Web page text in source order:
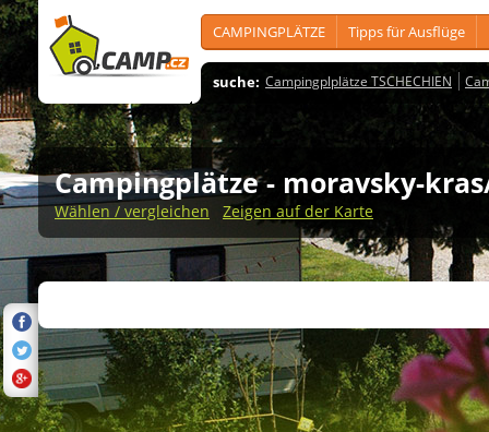
CAMPINGPLÄTZE Tipps für Ausflüge
suche: Campingplplätze TSCHECHIEN
Campingplätze - moravsky-
Wählen / vergleichen Zeigen auf der Karte